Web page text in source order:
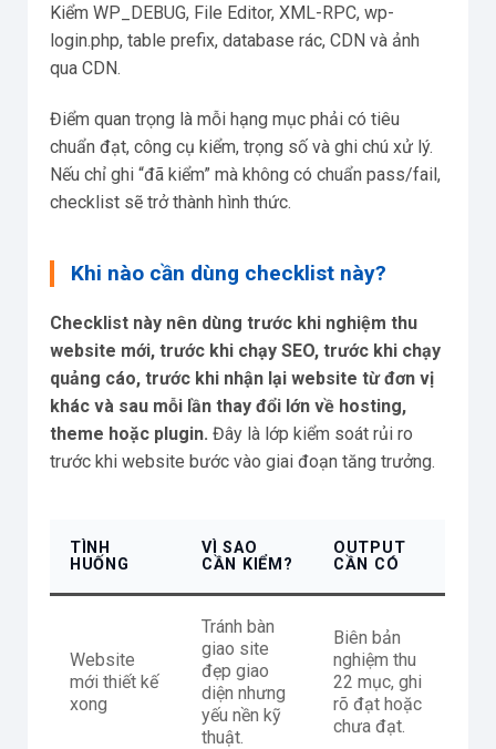
Kiểm WP_DEBUG, File Editor, XML-RPC, wp-
login.php, table prefix, database rác, CDN và ảnh
qua CDN.
Điểm quan trọng là mỗi hạng mục phải có tiêu
chuẩn đạt, công cụ kiểm, trọng số và ghi chú xử lý.
Nếu chỉ ghi “đã kiểm” mà không có chuẩn pass/fail,
checklist sẽ trở thành hình thức.
Khi nào cần dùng checklist này?
Checklist này nên dùng trước khi nghiệm thu
website mới, trước khi chạy SEO, trước khi chạy
quảng cáo, trước khi nhận lại website từ đơn vị
khác và sau mỗi lần thay đổi lớn về hosting,
theme hoặc plugin. Đây là lớp kiểm soát rủi ro
trước khi website bước vào giai đoạn tăng trưởng.
TÌNH
HUỐNG
VÌ SAO
CẦN KIỂM?
OUTPUT
CẦN CÓ
Website
mới thiết kế
xong
Tránh bàn
giao site
đẹp giao
diện nhưng
yếu nền kỹ
thuật.
Biên bản
nghiệm thu
22 mục, ghi
rõ đạt hoặc
chưa đạt.